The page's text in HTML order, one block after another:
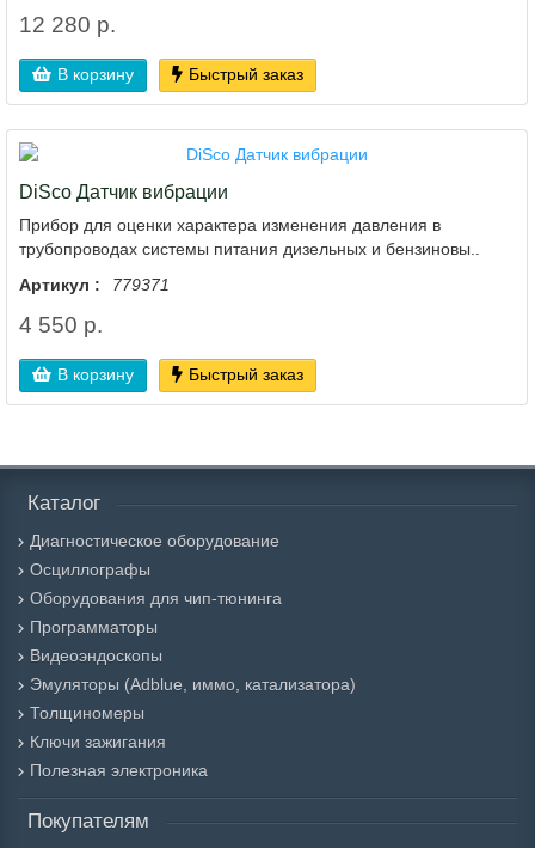
12 280 р.
В корзину Быстрый заказ
DiSco Датчик вибрации
Прибор для оценки характера изменения давления в
трубопроводах системы питания дизельных и бензиновы..
Артикул :
779371
4 550 р.
В корзину Быстрый заказ
Каталог
Диагностическое оборудование
Осциллографы
Оборудования для чип-тюнинга
Программаторы
Видеоэндоскопы
Эмуляторы (Adblue, иммо, катализатора)
Толщиномеры
Ключи зажигания
Полезная электроника
Покупателям